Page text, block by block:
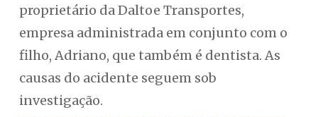
proprietário da Daltoe Transportes,
empresa administrada em conjunto com o
filho, Adriano, que também é dentista. As
causas do acidente seguem sob
investigação.